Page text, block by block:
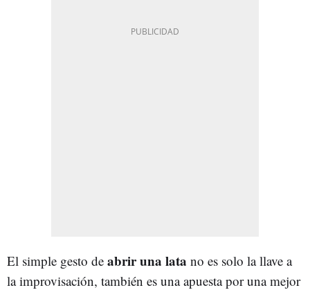
El simple gesto de abrir una lata no es solo la llave a
la improvisación, también es una apuesta por una mejor